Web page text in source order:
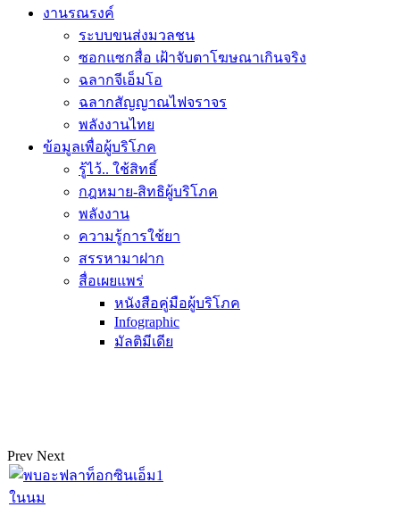
งานรณรงค์
ระบบขนส่งมวลชน
ซอกแซกสื่อ เฝ้าจับตาโฆษณาเกินจริง
ฉลากจีเอ็มโอ
ฉลากสัญญาณไฟจราจร
พลังงานไทย
ข้อมูลเพื่อผู้บริโภค
รู้ไว้.. ใช้สิทธิ์
กฎหมาย-สิทธิผู้บริโภค
พลังงาน
ความรู้การใช้ยา
สรรหามาฝาก
สื่อเผยแพร่
หนังสือคู่มือผู้บริโภค
Infographic
มัลติมีเดีย
Prev Next